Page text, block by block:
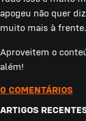
apogeu não quer
muito mais à frente.
Aproveitem o
além!
0 COMENTÁRIOS
ARTIGOS